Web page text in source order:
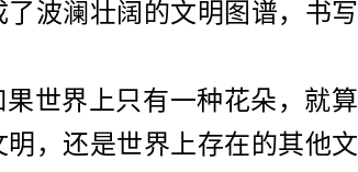
波澜壮阔的文明图谱，书写
世界上只有一种花朵，就算
，还是世界上存在的其他文